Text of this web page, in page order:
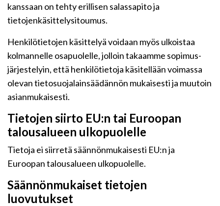
kanssaan on tehty erillisen salassapito ja
tietojenkäsittelysitoumus.
Henkilötietojen käsittelyä voidaan myös ulkoistaa
kolmannelle osapuolelle, jolloin takaamme sopimus-
järjestelyin, että henkilötietoja käsitellään voimassa
olevan tietosuojalainsäädännön mukaisesti ja muutoin
asianmukaisesti.
Tietojen siirto EU:n tai Euroopan
talousalueen ulkopuolelle
Tietoja ei siirretä säännönmukaisesti EU:n ja
Euroopan talousalueen ulkopuolelle.
Säännönmukaiset tietojen
luovutukset